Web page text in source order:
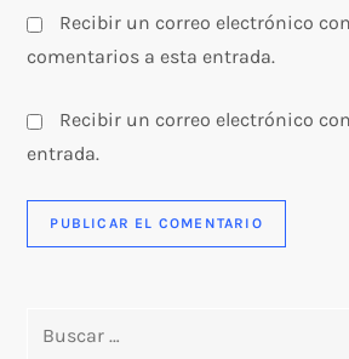
Recibir un correo electrónico
comentarios a esta entrada.
Recibir un correo electrónico
entrada.